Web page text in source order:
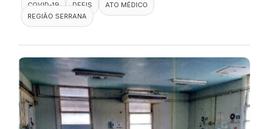
COVID-19
DEFIS
ATO MÉDICO
REGIÃO SERRANA